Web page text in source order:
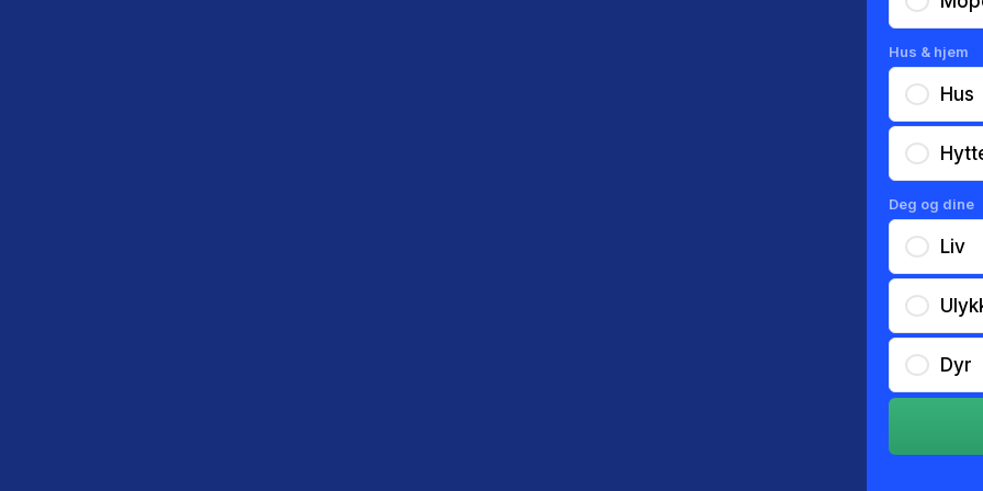
Hus & hjem
Hus
Deg og dine
Liv
Dyr